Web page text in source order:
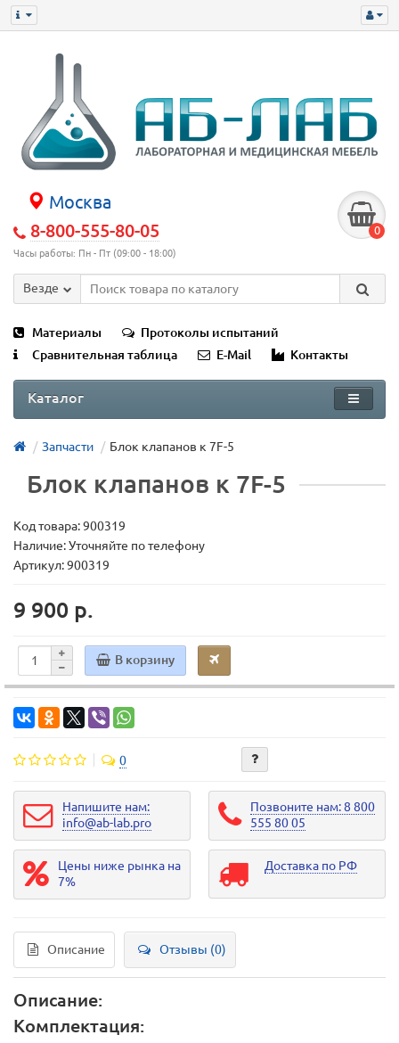
Москва
8-800-555-80-05
Часы работы: Пн - Пт (09:00 - 18:00)
0
Везде
Материалы
Протоколы испытаний
Сравнительная таблица
E-Mail Контакты
Каталог
Запчасти Блок клапанов к 7F-5
Блок клапанов к 7F-5
Код товара:900319
Наличие: Уточняйте по телефону
Артикул: 900319
9 900 р.
В корзину
0
Напишите нам:
info@ab-lab.pro
Позвоните нам: 8 800
555 80 05
Цены ниже рынка на
7%
Доставка по РФ
Описание Отзывы (0)
Описание:
Комплектация: